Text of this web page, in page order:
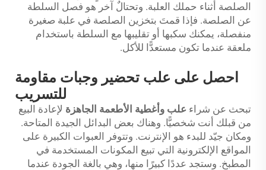
الصلصة أثناء حملك العلبة. وتحتالٌ آخر هو فصل السلطة
عن الصلصة. فإذا قمتَ بتخزين الصلصة في علبة صغيرة
منفصلة، يمكنك سكبها أو تقليبها مع السلطة باستخدام
ملعقة عندما تكون مستعدًّا للأكل.
احصل على علب تحضير وجبات مقاومة
للتسريب
تبحث عن شراء علب وأغطية الأطعمة الجاهزة لإعادة البيع
من قبلك أنت شخصيًّا. وهناك بعض البدائل الجيدة المتاحة.
ومكان جيّد للبدء هو الإنترنت. وتتوفر العبوات الكبيرة على
المواقع الإلكترونية التي تبيع المكونات المستخدمة في
المطبخ. وستجد عددًا كبيرًا منها، وهي بالغة الجودة عندما